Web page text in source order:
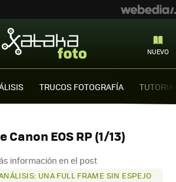
NUEVO
TRUCOS FOTOGRAFÍA
Canon EOS RP (1/13)
información en el post
UNA FULL FRAME SIN ESPEJO